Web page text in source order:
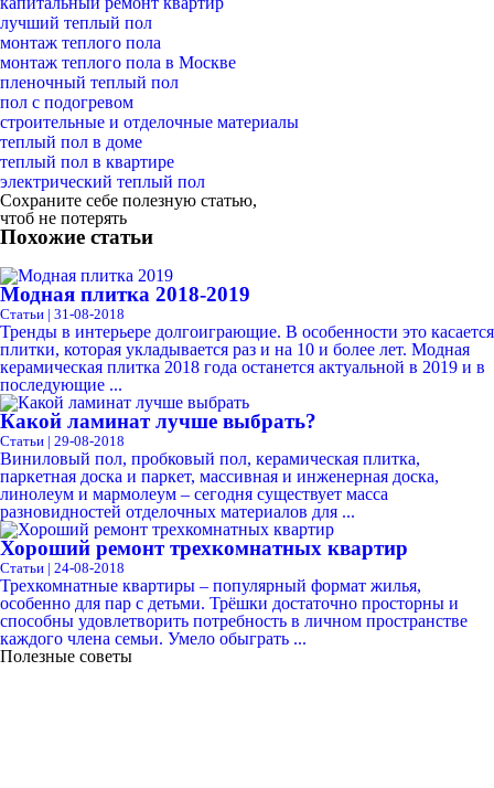
лучший теплый пол
монтаж теплого пола
монтаж теплого пола в Москве
пленочный теплый пол
пол с подогревом
строительные и отделочные материалы
теплый пол в доме
теплый пол в квартире
электрический теплый пол
Сохраните себе полезную статью,
чтоб не потерять
Похожие статьи
Модная плитка 2018-2019
Статьи | 31-08-2018
Тренды в интерьере долгоиграющие. В особенности это касается
плитки, которая укладывается раз и на 10 и более лет. Модная
керамическая плитка 2018 года останется актуальной в 2019 и в
последующие ...
Какой ламинат лучше выбрать?
Статьи | 29-08-2018
Виниловый пол, пробковый пол, керамическая плитка,
паркетная доска и паркет, массивная и инженерная доска,
линолеум и мармолеум – сегодня существует масса
разновидностей отделочных материалов для ...
Хороший ремонт трехкомнатных квартир
Статьи | 24-08-2018
Трехкомнатные квартиры – популярный формат жилья,
особенно для пар с детьми. Трёшки достаточно просторны и
способны удовлетворить потребность в личном пространстве
каждого члена семьи. Умело обыграть ...
Полезные советы